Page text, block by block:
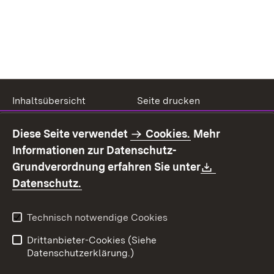
Inhaltsübersicht
Seite drucken
Benutzungshinweise
Erklärung zur
Barrierefreiheit
Kontakt
Fehlerhaften Link melden
Diese Seite verwendet Cookies. Mehr
Informationen zur Datenschutz-
Grundverordnung erfahren Sie unter
Datenschutz.
Technisch notwendige Cookies
Drittanbieter-Cookies (Siehe
Datenschutzerklärung.)